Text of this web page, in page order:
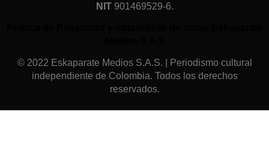
NIT 901469529-6.
© 2022 Eskaparate Medios S.A.S. | Periodismo cultural
independiente de Colombia. Todos los derechos
reservados.